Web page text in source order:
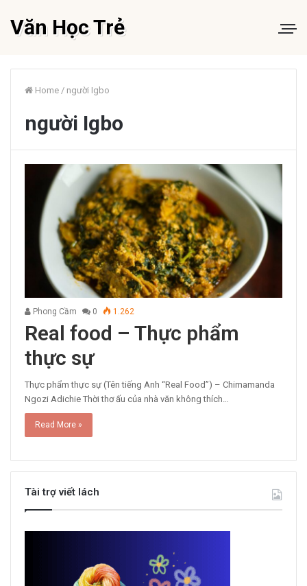
Văn Học Trẻ
Home / người Igbo
người Igbo
Phong Cầm 0 1.262
Real food – Thực phẩm
thực sự
Thực phẩm thực sự (Tên tiếng Anh “Real Food”) – Chimamanda
Ngozi Adichie Thời thơ ấu của nhà văn không thích…
Read More »
Tài trợ viết lách